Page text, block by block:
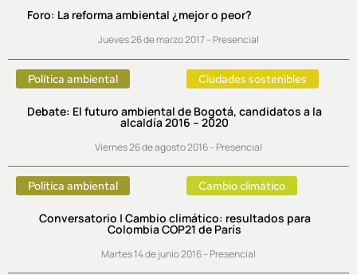
Foro: La reforma ambiental ¿mejor o peor?
Jueves 26 de marzo 2017 – Presencial
Política ambiental Ciudades sostenibles
Debate: El futuro ambiental de Bogotá, candidatos a la
alcaldía 2016 – 2020
Viernes 26 de agosto 2016 – Presencial
Política ambiental Cambio climático
Conversatorio | Cambio climático: resultados para
Colombia COP21 de París
Martes 14 de junio 2016 – Presencial